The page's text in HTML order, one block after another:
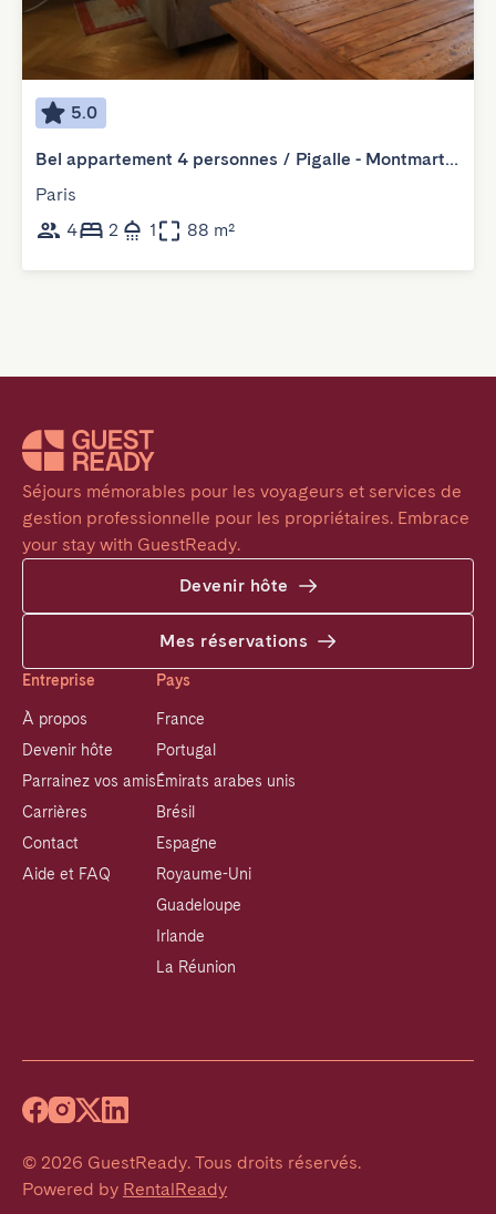
5.0
Bel appartement 4 personnes / Pigalle - Montmartre
Paris
4
2 1 88 m²
Séjours mémorables pour les voyageurs et services de
gestion professionnelle pour les propriétaires. Embrace
your stay with GuestReady.
Devenir hôte
Mes réservations
Entreprise
À propos
Devenir hôte
Parrainez vos amis
Carrières
Contact
Aide et FAQ
Pays
France
Portugal
Émirats arabes unis
Brésil
Espagne
Royaume-Uni
Guadeloupe
Irlande
La Réunion
© 2026 GuestReady. Tous droits réservés.
Powered by RentalReady